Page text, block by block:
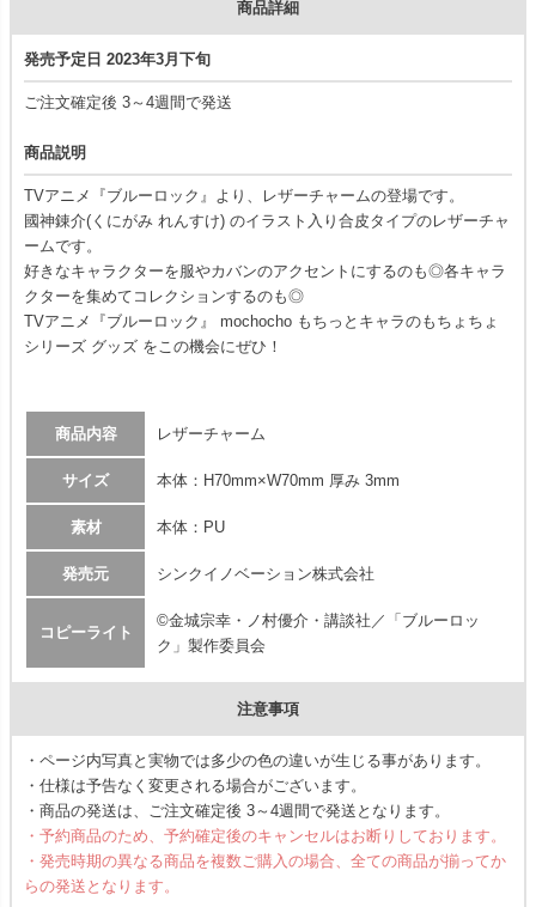
商品詳細
発売予定日 2023年3月下旬
ご注文確定後 3～4週間で発送
商品説明
TVアニメ『ブルーロック』より、レザーチャームの登場です。
國神錬介(くにがみ れんすけ) のイラスト入り合皮タイプのレザーチャ
ームです。
好きなキャラクターを服やカバンのアクセントにするのも◎各キャラ
クターを集めてコレクションするのも◎
TVアニメ『ブルーロック』 mochocho もちっとキャラのもちょちょ
シリーズ グッズ をこの機会にぜひ！
商品内容 レザーチャーム
サイズ 本体：H70mm×W70mm 厚み 3mm
素材 本体：PU
発売元 シンクイノベーション株式会社
コピーライト
©金城宗幸・ノ村優介・講談社／「ブルーロッ
ク」製作委員会
注意事項
・ページ内写真と実物では多少の色の違いが生じる事があります。
・仕様は予告なく変更される場合がございます。
・商品の発送は、ご注文確定後 3～4週間で発送となります。
・予約商品のため、予約確定後のキャンセルはお断りしております。
・発売時期の異なる商品を複数ご購入の場合、全ての商品が揃ってか
らの発送となります。